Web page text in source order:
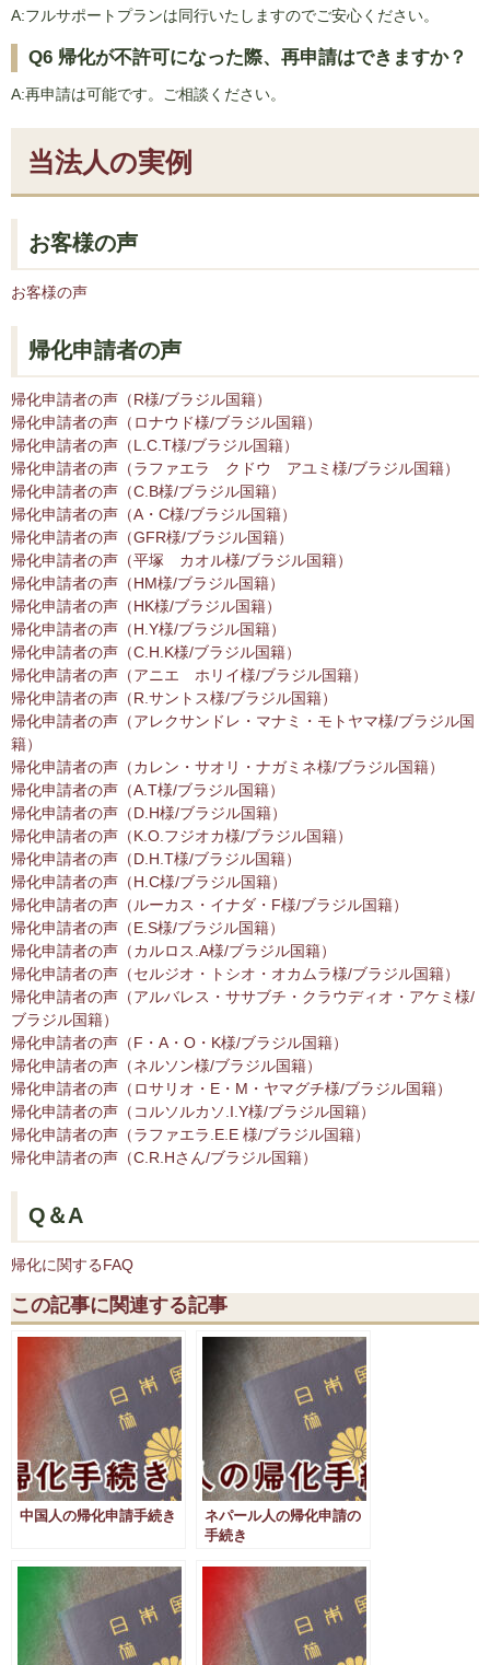
A:フルサポートプランは同行いたしますのでご安心ください。
Q6 帰化が不許可になった際、再申請はできますか？
A:再申請は可能です。ご相談ください。
当法人の実例
お客様の声
お客様の声
帰化申請者の声
帰化申請者の声（R様/ブラジル国籍）
帰化申請者の声（ロナウド様/ブラジル国籍）
帰化申請者の声（L.C.T様/ブラジル国籍）
帰化申請者の声（ラファエラ クドウ アユミ様/ブラジル国籍）
帰化申請者の声（C.B様/ブラジル国籍）
帰化申請者の声（A・C様/ブラジル国籍）
帰化申請者の声（GFR様/ブラジル国籍）
帰化申請者の声（平塚 カオル様/ブラジル国籍）
帰化申請者の声（HM様/ブラジル国籍）
帰化申請者の声（HK様/ブラジル国籍）
帰化申請者の声（H.Y様/ブラジル国籍）
帰化申請者の声（C.H.K様/ブラジル国籍）
帰化申請者の声（アニエ ホリイ様/ブラジル国籍）
帰化申請者の声（R.サントス様/ブラジル国籍）
帰化申請者の声（アレクサンドレ・マナミ・モトヤマ様/ブラジル国
籍）
帰化申請者の声（カレン・サオリ・ナガミネ様/ブラジル国籍）
帰化申請者の声（A.T様/ブラジル国籍）
帰化申請者の声（D.H様/ブラジル国籍）
帰化申請者の声（K.O.フジオカ様/ブラジル国籍）
帰化申請者の声（D.H.T様/ブラジル国籍）
帰化申請者の声（H.C様/ブラジル国籍）
帰化申請者の声（ルーカス・イナダ・F様/ブラジル国籍）
帰化申請者の声（E.S様/ブラジル国籍）
帰化申請者の声（カルロス.A様/ブラジル国籍）
帰化申請者の声（セルジオ・トシオ・オカムラ様/ブラジル国籍）
帰化申請者の声（アルバレス・ササブチ・クラウディオ・アケミ様/
ブラジル国籍）
帰化申請者の声（F・A・O・K様/ブラジル国籍）
帰化申請者の声（ネルソン様/ブラジル国籍）
帰化申請者の声（ロサリオ・E・M・ヤマグチ様/ブラジル国籍）
帰化申請者の声（コルソルカソ.I.Y様/ブラジル国籍）
帰化申請者の声（ラファエラ.E.E 様/ブラジル国籍）
帰化申請者の声（C.R.Hさん/ブラジル国籍）
Q＆A
帰化に関するFAQ
この記事に関連する記事
中国人の帰化申請手続き
ネパール人の帰化申請の
手続き